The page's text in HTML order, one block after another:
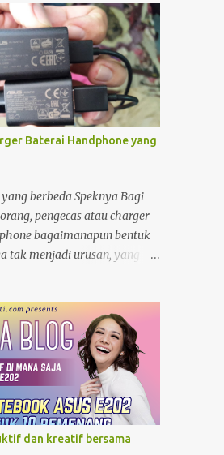
Baterai Handphone yang
berbeda Speknya Bagi
pengecas atau charger
bagaimanapun bentuk
tak menjadi urusan, yang
yang gadget atau
memiliki terminal yang
charger ayah di pakai ibu,
dipakai kakak. Apalagi kalau
kehabisan baterai,
di warung atau toko. nggak
asal maen colok-colokin.
dan kreatif bersama